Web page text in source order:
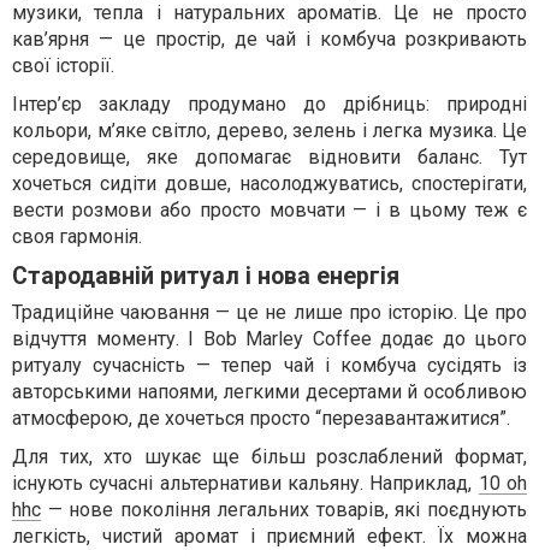
музики, тепла і натуральних ароматів. Це не просто
кав’ярня — це простір, де чай і комбуча розкривають
свої історії.
Інтер’єр закладу продумано до дрібниць: природні
кольори, м’яке світло, дерево, зелень і легка музика. Це
середовище, яке допомагає відновити баланс. Тут
хочеться сидіти довше, насолоджуватись, спостерігати,
вести розмови або просто мовчати — і в цьому теж є
своя гармонія.
Стародавній ритуал і нова енергія
Традиційне чаювання — це не лише про історію. Це про
відчуття моменту. І Bob Marley Coffee додає до цього
ритуалу сучасність — тепер чай і комбуча сусідять із
авторськими напоями, легкими десертами й особливою
атмосферою, де хочеться просто “перезавантажитися”.
Для тих, хто шукає ще більш розслаблений формат,
існують сучасні альтернативи кальяну. Наприклад, 10 oh
hhc — нове покоління легальних товарів, які поєднують
легкість, чистий аромат і приємний ефект. Їх можна